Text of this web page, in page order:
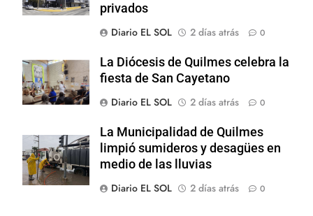
privados
Diario EL SOL
2 días atrás 0
La Diócesis de Quilmes celebra la
fiesta de San Cayetano
Diario EL SOL
2 días atrás 0
La Municipalidad de Quilmes
limpió sumideros y desagües en
medio de las lluvias
Diario EL SOL
2 días atrás 0